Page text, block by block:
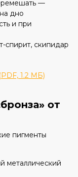
—
дно
и при
спирит, скипидар
1.2 МБ)
от
пигменты
металлический